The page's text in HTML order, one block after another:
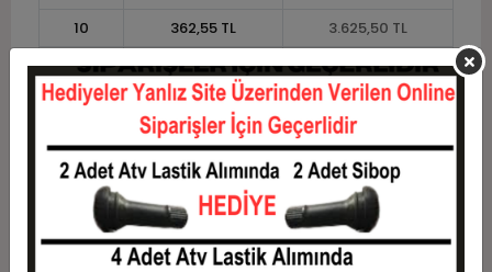
10
362,55 TL
3.625,50 TL
11
332,31 TL
3.655,46 TL
12
309,62 TL 3.715,39 TL
Taksit Taksit Tutarı
Toplam Tutar
1
2.996,28 TL
2.996,28 TL